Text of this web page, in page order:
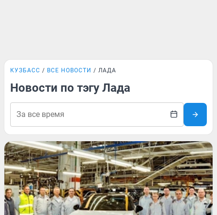
КУЗБАСС ВСЕ НОВОСТИ ЛАДА
Новости по тэгу Лада